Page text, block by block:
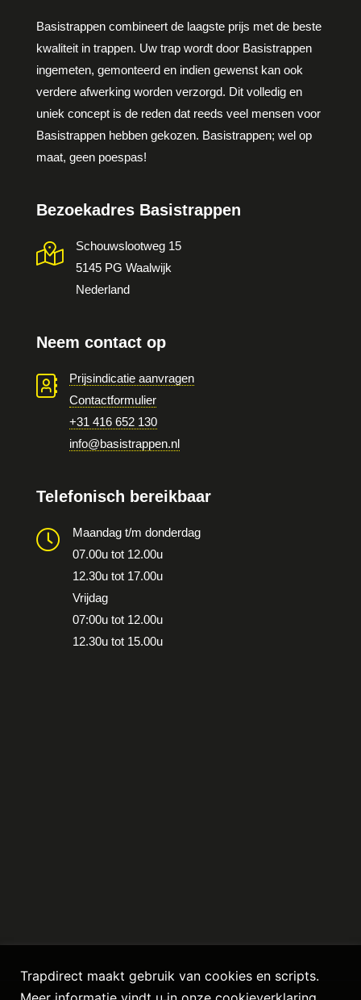
Basistrappen combineert de laagste prijs met de beste
kwaliteit in trappen. Uw trap wordt door Basistrappen
ingemeten, gemonteerd en indien gewenst kan ook
verdere afwerking worden verzorgd. Dit volledig en
uniek concept is de reden dat reeds veel mensen voor
Basistrappen hebben gekozen. Basistrappen; wel op
maat, geen poespas!
Bezoekadres Basistrappen
Schouwslootweg 15
5145 PG Waalwijk
Nederland
Neem contact op
Prijsindicatie aanvragen
Contactformulier
+31 416 652 130
info@basistrappen.nl
Telefonisch bereikbaar
Maandag t/m donderdag
07.00u tot 12.00u
12.30u tot 17.00u
Vrijdag
07:00u tot 12.00u
12.30u tot 15.00u
Trapdirect maakt gebruik van cookies en scripts.